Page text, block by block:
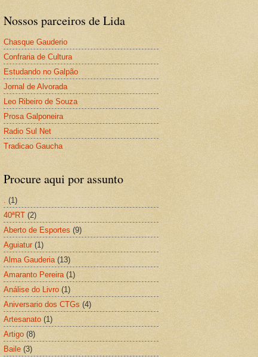
Nossos parceiros de Lida
Chasque Gauderio
Confraria de Cultura
Estudando no Galpão
Jornal de Alvorada
Leo Ribeiro de Souza
Prosa Galponeira
Radio Sul Net
Tradicao Gaucha
Procure aqui por assunto
(1)
40ªRT (2)
Aberto de Esportes (9)
Aguiatur (1)
Alma Gauderia (13)
Amaranto Pereira (1)
Análise do Livro (1)
Aniversario dos CTGs (4)
Artesanato (1)
Artigo (8)
Baile (3)